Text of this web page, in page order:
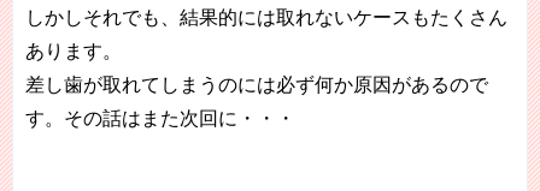
しかしそれでも、結果的には取れないケースもたくさん
あります。
差し歯が取れてしまうのには必ず何か原因があるので
す。その話はまた次回に・・・